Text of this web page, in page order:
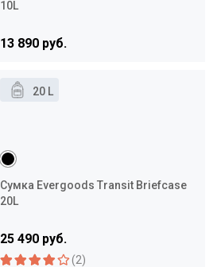
10L
13 890 руб.
20 L
Сумка Evergoods Transit Briefcase
20L
25 490 руб.
(2)